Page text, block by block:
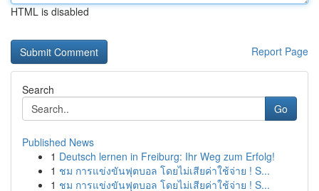
HTML is disabled
Report Page
Search
Go
Published News
1 Deutsch lernen in Freiburg: Ihr Weg zum Erfolg!
1 ชม การแข่งขันฟุตบอล โดยไม่เสียค่าใช้จ่าย ! S...
1 ชม การแข่งขันฟุตบอล โดยไม่เสียค่าใช้จ่าย ! S...